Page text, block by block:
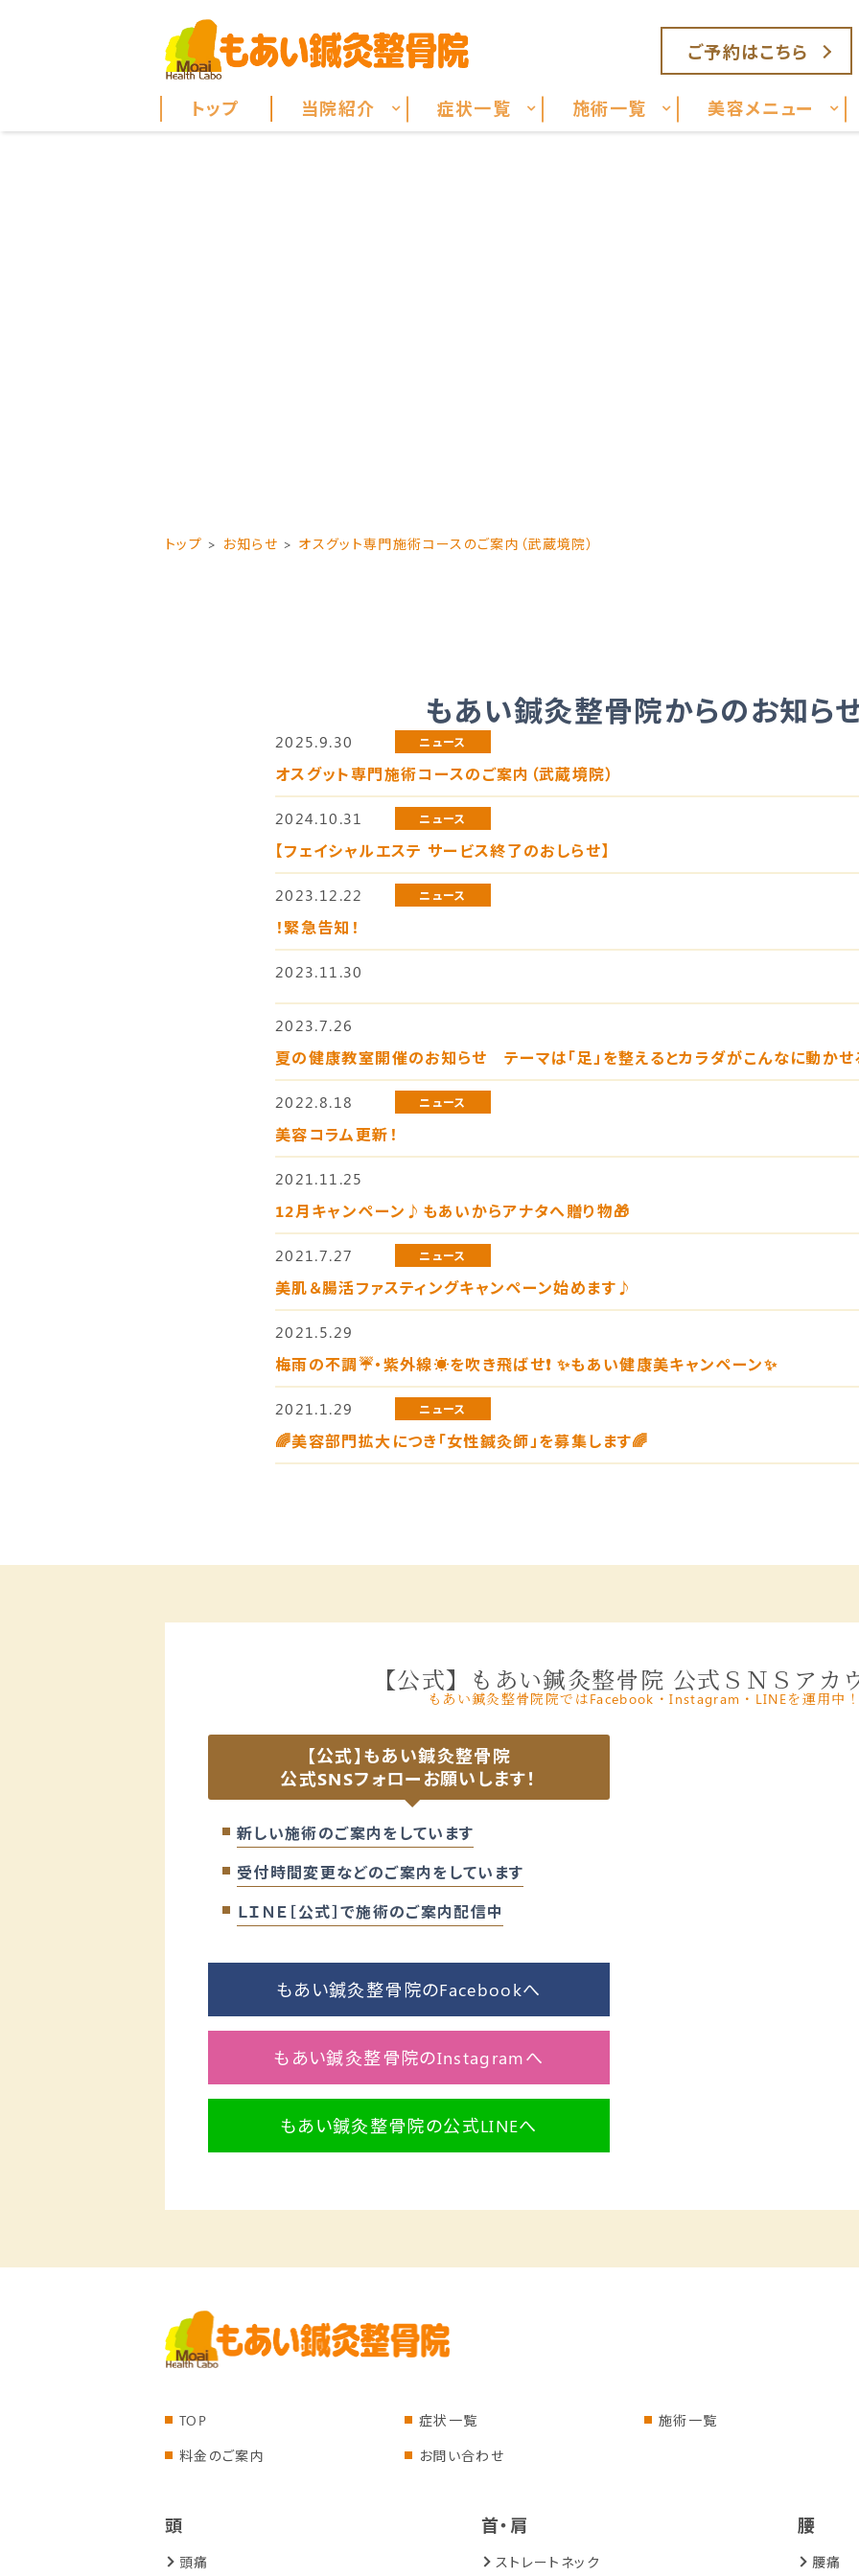
ご予約はこちら
トップ 当院紹介 症状一覧 施術一覧 美容メニュー
トップ お知らせ オスグット専門施術コースのご案内（武蔵境院）
もあい鍼灸整骨院からのお知ら
2025.9.30 ニュース
オスグット専門施術コースのご案内（武蔵境院）
2024.10.31 ニュース
【フェイシャルエステ サービス終了のおしらせ】
2023.12.22 ニュース
！緊急告知！
2023.11.30
2023.7.26
夏の健康教室開催のお知らせ テーマは「足」を整えるとカラダがこんなに動かせ
2022.8.18 ニュース
美容コラム更新！
2021.11.25
12月キャンペーン♪もあいからアナタへ贈り物🎁
2021.7.27 ニュース
美肌＆腸活ファスティングキャンペーン始めます♪
2021.5.29
梅雨の不調☔️・紫外線☀️を吹き飛ばせ❗️ ✨もあい健康美キャンペーン✨
2021.1.29 ニュース
🌈美容部門拡大につき「女性鍼灸師」を募集します🌈
【公式】もあい鍼灸整骨院 公式ＳＮＳアカ
もあい鍼灸整骨院院ではFacebook・Instagram・LINEを運用中
【公式】もあい鍼灸整骨院
公式SNSフォローお願いします！
新しい施術のご案内をしています
受付時間変更などのご案内をしています
ＬＩＮＥ［公式］で施術のご案内配信中
もあい鍼灸整骨院のFacebookへ
もあい鍼灸整骨院のInstagramへ
もあい鍼灸整骨院の公式LINEへ
TOP 症状一覧
施術一覧
料金のご案内
お問い合わせ
頭
頭痛
首・肩
ストレートネック
腰
腰痛